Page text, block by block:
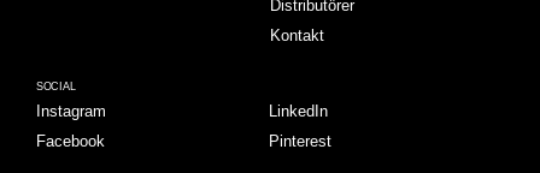
Distributörer
Kontakt
SOCIAL
Instagram
Facebook
LinkedIn
Pinterest